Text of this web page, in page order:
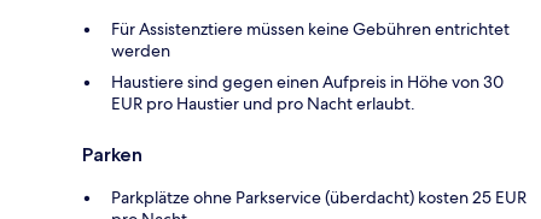
Für Assistenztiere müssen keine Gebühren entrichtet
werden
Haustiere sind gegen einen Aufpreis in Höhe von 30
EUR pro Haustier und pro Nacht erlaubt.
Parken
Parkplätze ohne Parkservice (überdacht) kosten 25 EUR